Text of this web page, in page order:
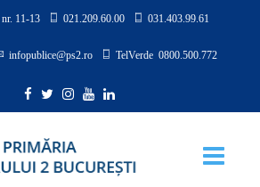
11-13 021.209.60.00 031.403.99.61
infopublice@ps2.ro TelVerde 0800.500.772